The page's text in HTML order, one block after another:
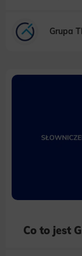
Grupa
Co to jest